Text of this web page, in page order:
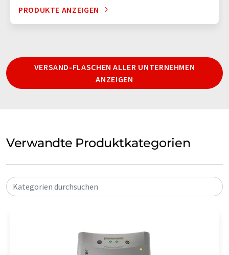
PRODUKTE ANZEIGEN
VERSAND-FLASCHEN ALLER UNTERNEHMEN
ANZEIGEN
Verwandte Produktkategorien
Kategorien durchsuchen